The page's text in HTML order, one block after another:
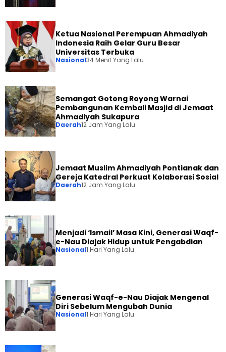
Ketua Nasional Perempuan Ahmadiyah
Indonesia Raih Gelar Guru Besar
Universitas Terbuka
Nasional34 Menit Yang Lalu
Semangat Gotong Royong Warnai
Pembangunan Kembali Masjid di Jemaat
Ahmadiyah Sukapura
Daerah12 Jam Yang Lalu
Jemaat Muslim Ahmadiyah Pontianak dan
Gereja Katedral Perkuat Kolaborasi Sosial
Daerah12 Jam Yang Lalu
Menjadi ‘Ismail’ Masa Kini, Generasi Waqf-
e-Nau Diajak Hidup untuk Pengabdian
Nasional1 Hari Yang Lalu
Generasi Waqf-e-Nau Diajak Mengenal
Diri Sebelum Mengubah Dunia
Nasional1 Hari Yang Lalu